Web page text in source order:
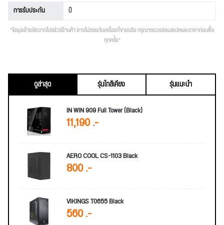
การรับประกัน ปี
*ข้อมูลอ้างอิงจากโปรชัวร์ร้านค้า อาจไม่ตรงกับเครื่องที่ขายจริง กรุณาตรวจสอบสเปคและราคาก่อนซื้อ
ทุกครั้ง*
ดูล่าสุด รุ่นใกล้เคียง
รุ่นแนะนำ
IN WIN 909 Full Tower (Black)
11,190 .-
AERO COOL CS-1103 Black
800 .-
VIKINGS T0655 Black
560 .-